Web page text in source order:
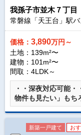
我孫子市並木７丁目
常磐線「天王台」駅バ
価格： 3,890万円～
土地：139m²〜
建物：101m²〜
間取：4LDK～
・・深夜対応可能
物件も見たい」もち
新築一戸建て お